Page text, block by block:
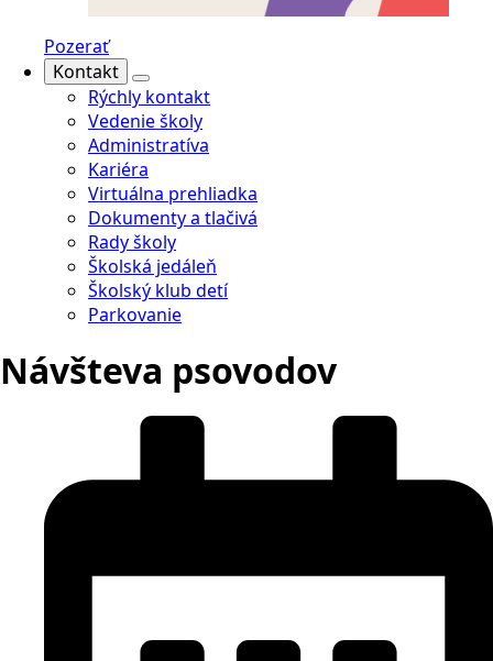
Pozerať
Kontakt
Rýchly kontakt
Vedenie školy
Administratíva
Kariéra
Virtuálna prehliadka
Dokumenty a tlačivá
Rady školy
Školská jedáleň
Školský klub detí
Parkovanie
Návšteva psovodov